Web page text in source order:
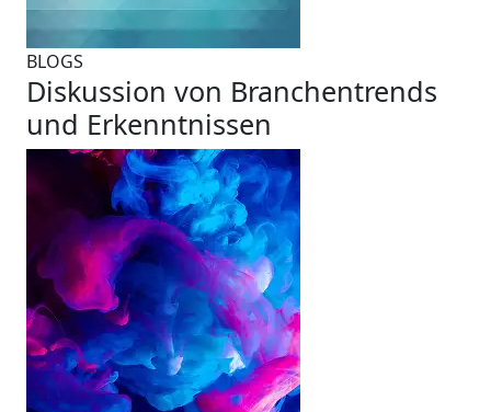
BLOGS
Diskussion von Branchentrends
und Erkenntnissen